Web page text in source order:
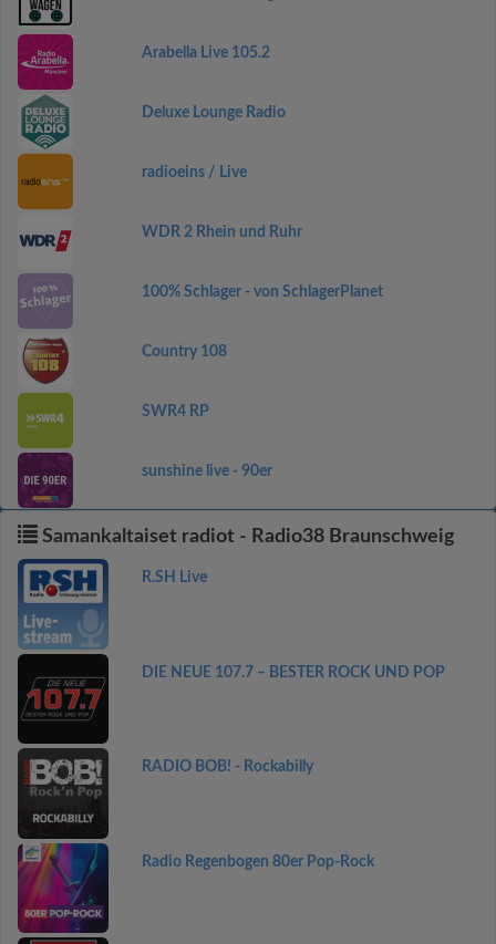
Arabella Live 105.2
Deluxe Lounge Radio
radioeins / Live
WDR 2 Rhein und Ruhr
100% Schlager - von SchlagerPlanet
Country 108
SWR4 RP
sunshine live - 90er
Samankaltaiset radiot - Radio38 Braunschweig
R.SH Live
DIE NEUE 107.7 – BESTER ROCK UND POP
RADIO BOB! - Rockabilly
Radio Regenbogen 80er Pop-Rock